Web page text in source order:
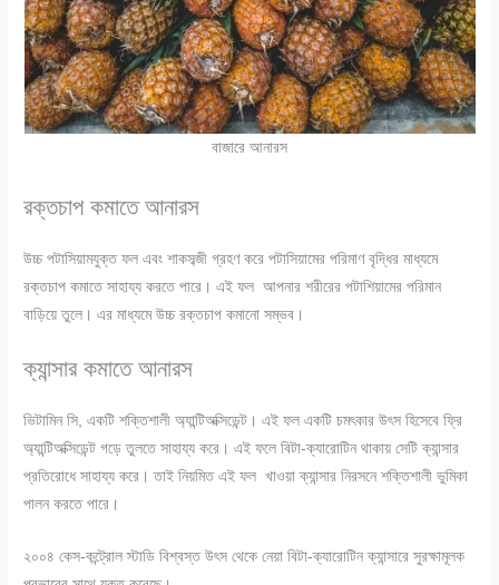
বাজারে আনারস
রক্তচাপ কমাতে আনারস
উচ্চ পটাসিয়ামযুক্ত ফল এবং শাকসব্জী গ্রহণ করে পটাসিয়ামের পরিমাণ বৃদ্ধির মাধ্যমে
রক্তচাপ কমাতে সাহায্য করতে পারে। এই ফল আপনার শরীরের পটাশিয়ামের পরিমান
বাড়িয়ে তুলে। এর মাধ্যমে উচ্চ রক্তচাপ কমানো সম্ভব।
ক্যান্সার কমাতে আনারস
ভিটামিন সি, একটি শক্তিশালী অ্যান্টিঅক্সিডেন্ট। এই ফল একটি চমৎকার উৎস হিসেবে ফ্রি
অ্যান্টিঅক্সিডেন্ট গড়ে তুলতে সাহায্য করে। এই ফলে বিটা-ক্যারোটিন থাকায় সেটি ক্যান্সার
প্রতিরোধে সাহায্য করে। তাই নিয়মিত এই ফল খাওয়া ক্যান্সার নিরসনে শক্তিশালী ভুমিকা
পালন করতে পারে।
২০০৪ কেস-কন্ট্রোল স্টাডি বিশ্বস্ত উৎস থেকে নেয়া বিটা-ক্যারোটিন ক্যান্সারে সুরক্ষামূলক